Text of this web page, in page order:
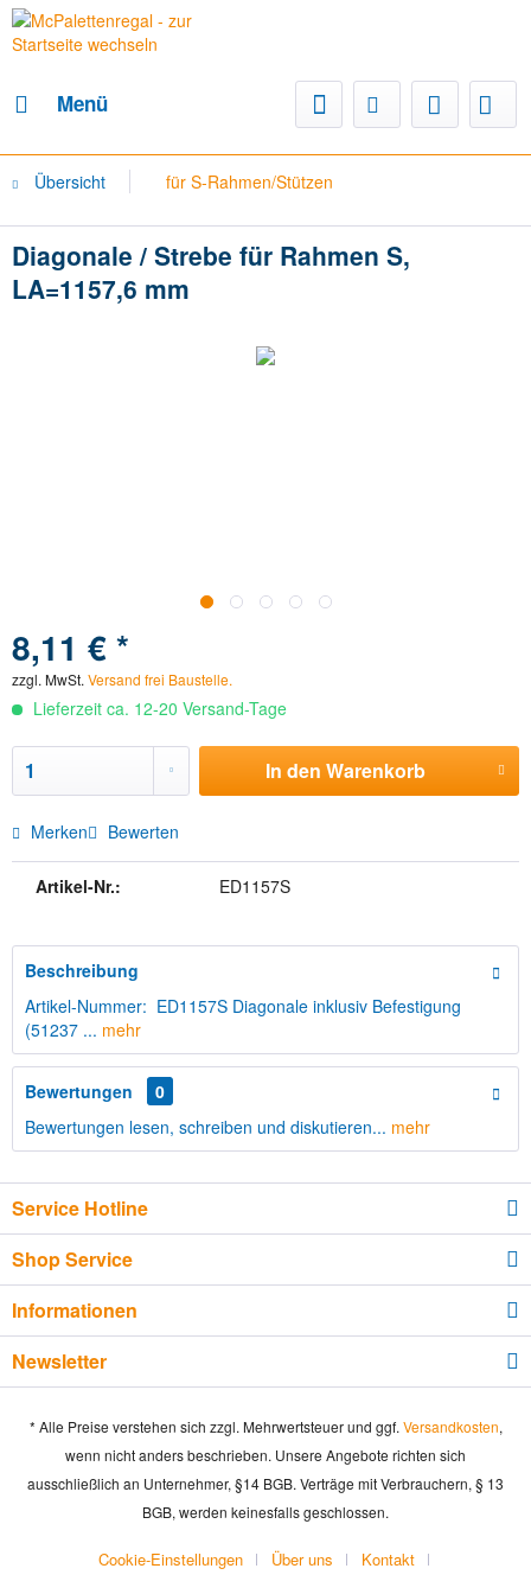
Menü
Übersicht für S-Rahmen/Stützen
Diagonale / Strebe für Rahmen S,
LA=1157,6 mm
8,11 € *
zzgl. MwSt. Versand frei Baustelle.
Lieferzeit ca. 12-20 Versand-Tage
In den Warenkorb
Merken Bewerten
Artikel-Nr.: ED1157S
Beschreibung
Artikel-Nummer: ED1157S Diagonale inklusiv Befestigung
(51237 ... mehr
Bewertungen
0
Bewertungen lesen, schreiben und diskutieren... mehr
Service Hotline
Shop Service
Informationen
Newsletter
* Alle Preise verstehen sich zzgl. Mehrwertsteuer und ggf. Versandkosten,
wenn nicht anders beschrieben. Unsere Angebote richten sich
ausschließlich an Unternehmer, §14 BGB. Verträge mit Verbrauchern, § 13
BGB, werden keinesfalls geschlossen.
Cookie-Einstellungen Über uns
Kontakt